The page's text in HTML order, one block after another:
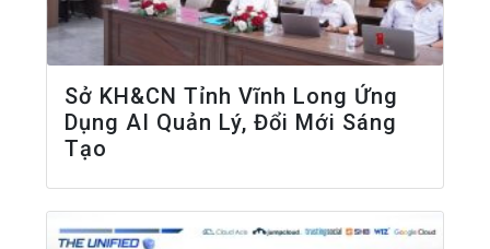
Sở KH&CN Tỉnh Vĩnh Long Ứng
Dụng AI Quản Lý, Đổi Mới Sáng
Tạo